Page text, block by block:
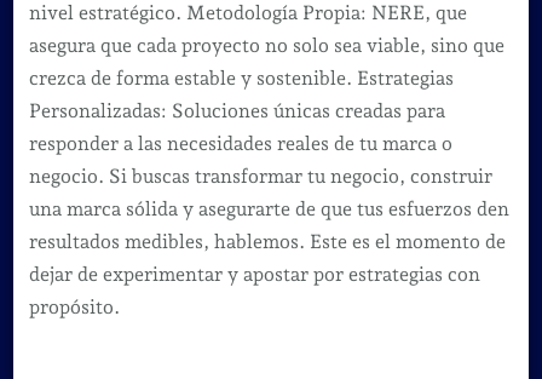
nivel estratégico. Metodología Propia: NERE, que
asegura que cada proyecto no solo sea viable, sino que
crezca de forma estable y sostenible. Estrategias
Personalizadas: Soluciones únicas creadas para
responder a las necesidades reales de tu marca o
negocio. Si buscas transformar tu negocio, construir
una marca sólida y asegurarte de que tus esfuerzos den
resultados medibles, hablemos. Este es el momento de
dejar de experimentar y apostar por estrategias con
propósito.